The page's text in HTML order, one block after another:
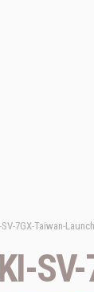
7GX-Taiwan-